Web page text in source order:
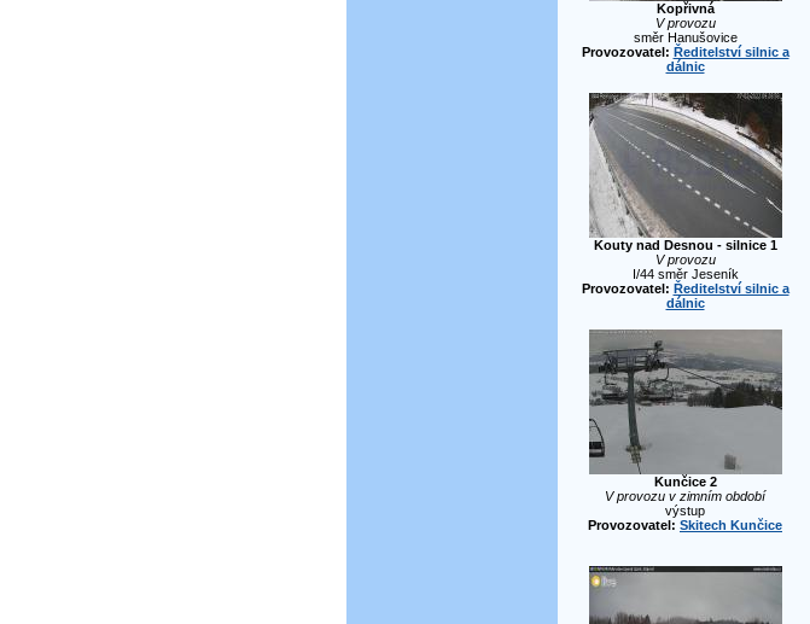
Kopřivná
V provozu
směr Hanušovice
Provozovatel: Ředitelství silnic a
dálnic
Kouty nad Desnou - silnice 1
V provozu
I/44 směr Jeseník
Provozovatel: Ředitelství silnic a
dálnic
Kunčice 2
V provozu v zimním období
výstup
Provozovatel: Skitech Kunčice